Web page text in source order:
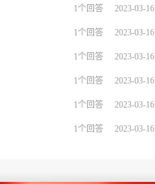
1个回答 2023-03-16
1个回答 2023-03-16
1个回答 2023-03-16
1个回答 2023-03-16
1个回答 2023-03-16
1个回答 2023-03-16